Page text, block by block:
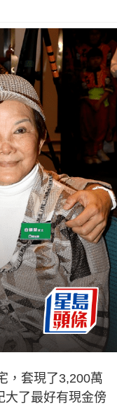
，套現了3,200萬
大了最好有現金傍